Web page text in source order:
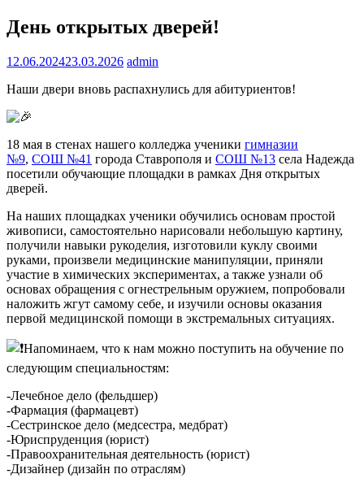
День открытых дверей!
12.06.202423.03.2026 admin
Наши двери вновь распахнулись для абитуриентов!
18 мая в стенах нашего колледжа ученики гимназии
№9, СОШ №41 города Ставрополя и СОШ №13 села Надежда
посетили обучающие площадки в рамках Дня открытых
дверей.
На наших площадках ученики обучились основам простой
живописи, самостоятельно нарисовали небольшую картину,
получили навыки рукоделия, изготовили куклу своими
руками, произвели медицинские манипуляции, приняли
участие в химических экспериментах, а также узнали об
основах обращения с огнестрельным оружием, попробовали
наложить жгут самому себе, и изучили основы оказания
первой медицинской помощи в экстремальных ситуациях.
Напоминаем, что к нам можно поступить на обучение по
следующим специальностям:
-Лечебное дело (фельдшер)
-Фармация (фармацевт)
-Сестринское дело (медсестра, медбрат)
-Юриспруденция (юрист)
-Правоохранительная деятельность (юрист)
-Дизайнер (дизайн по отраслям)